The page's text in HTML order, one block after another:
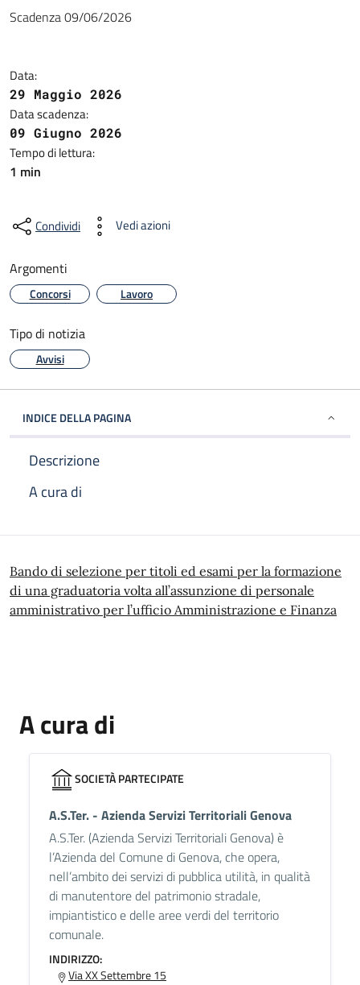
Scadenza 09/06/2026
Data:
29 Maggio 2026
Data scadenza:
09 Giugno 2026
Tempo di lettura:
1 min
Condividi Vedi azioni
Argomenti
Concorsi Lavoro
Tipo di notizia
Avvisi
INDICE DELLA PAGINA
Descrizione
A cura di
Descrizione
Bando di selezione per titoli ed esami per la formazione
di una graduatoria volta all’assunzione di personale
amministrativo per l’ufficio Amministrazione e Finanza
A cura di
SOCIETÀ PARTECIPATE
A.S.Ter. - Azienda Servizi Territoriali Genova
A.S.Ter. (Azienda Servizi Territoriali Genova) è
l’Azienda del Comune di Genova, che opera,
nell’ambito dei servizi di pubblica utilità, in qualità
di manutentore del patrimonio stradale,
impiantistico e delle aree verdi del territorio
comunale.
INDIRIZZO:
Via XX Settembre 15